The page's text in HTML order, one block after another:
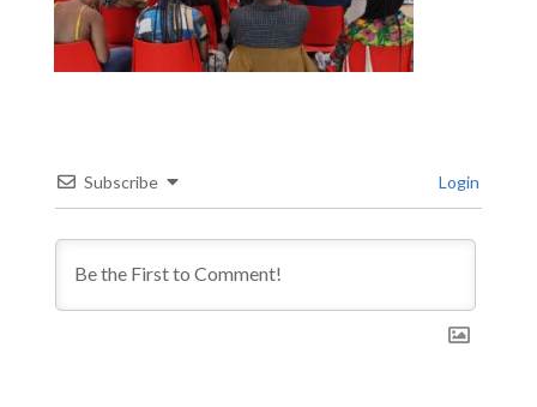
Subscribe Login